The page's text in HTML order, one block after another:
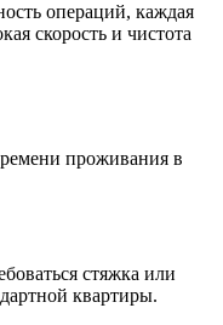
операций, каждая
скорость и чистота
проживания в
стяжка или
квартиры.